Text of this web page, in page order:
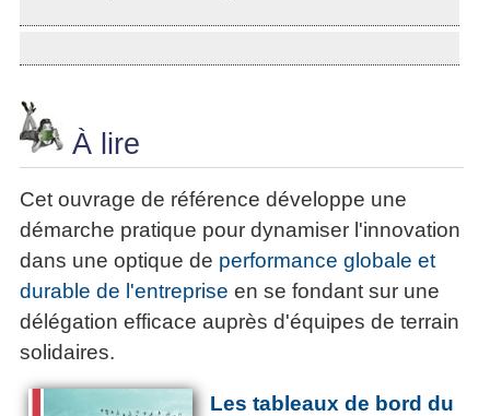
À lire
Cet ouvrage de référence développe une
démarche pratique pour dynamiser l'innovation
dans une optique de performance globale et
durable de l'entreprise en se fondant sur une
délégation efficace auprès d'équipes de terrain
solidaires.
Les tableaux de bord du